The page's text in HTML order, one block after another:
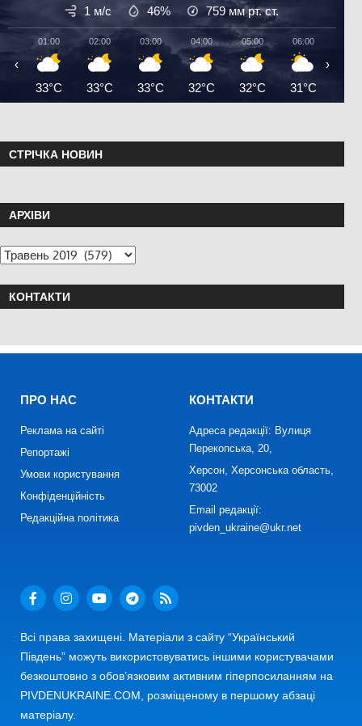
1 м/с 46% 759мм рт. ст.
01:00
33°C
02:00
33°C
03:00
33°C
04:00
32°C
05:00
32°C
06:00
31°C
‹ ›
СТРІЧКА НОВИН
АРХІВИ
КОНТАКТИ
ПРО НАС
Реклама на сайті
Репортажі
Умови користування
Конфіденційність
Редакційна політика
КОНТАКТИ
Адреса редакції: Вулиця
Перекопська, 20,
Херсон, Херсонська область,
73002
Email редакції:
pivden_ukraine@ukr.net
Всі права захищені. Матеріали з сайту “Український
Південь” можуть використовуватись іншими користувачами
безкоштовно з обов’язковим активним гіперпосиланням на
PIVDENUKRAINE.COM, розміщеному в першому абзаці
матеріалу.